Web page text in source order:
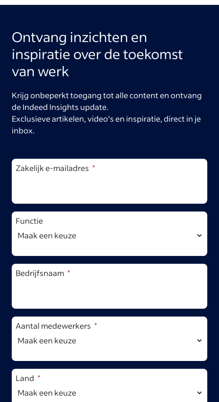
Ontvang inzichten en
inspiratie over de toekomst
van werk
Krijg onbeperkt toegang tot alle content en ontvang
de Indeed Insights update.
Exclusieve artikelen, video’s en inspiratie, direct in je
inbox.
Zakelijk e-mailadres
Functie
Bedrijfsnaam
Aantal medewerkers
Land